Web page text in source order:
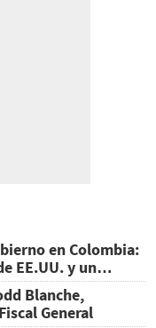
en Colombia:
EE.UU. y un
Blanche,
General